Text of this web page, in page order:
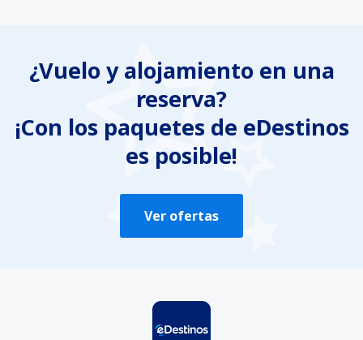
¿Vuelo y alojamiento en una
reserva?
¡Con los paquetes de eDestinos
es posible!
Ver ofertas